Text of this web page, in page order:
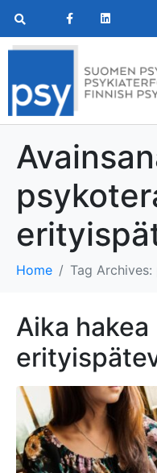
Home Tag
Aika hakea